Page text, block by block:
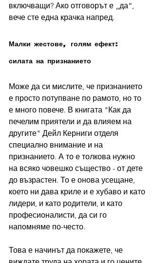
включващи? Ако отговорът е „да“,
вече сте една крачка напред.
Малки жестове, голям ефект:
силата на признанието
Може да си мислите, че признанието
е просто потупване по рамото, но то
е много повече. В книгата "Как да
печелим приятели и да влияем на
другите" Дейл Керниги отделя
специално внимание и на
признанието. А то е толкова нужно
на всяко човешко същество - от дете
до възрастен. То е онова усещане,
което ни дава криле и е хубаво и като
лидери, и като родители, и като
професионалисти, да си го
напомняме по-често.
Това е начинът да покажете, че